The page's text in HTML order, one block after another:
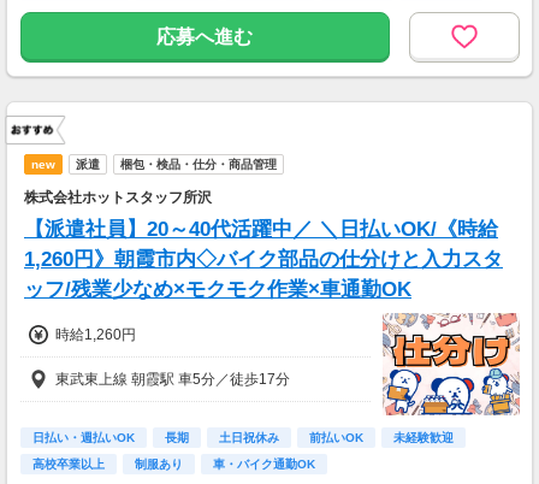
応募へ進む
new 派遣 梱包・検品・仕分・商品管理
株式会社ホットスタッフ所沢
【派遣社員】20～40代活躍中／ ＼日払いOK/《時給
1,260円》朝霞市内◇バイク部品の仕分けと入力スタ
ッフ/残業少なめ×モクモク作業×車通勤OK
時給1,260円
東武東上線 朝霞駅 車5分／徒歩17分
日払い・週払いOK 長期 土日祝休み 前払いOK
未経験歓迎
高校卒業以上
制服あり 車・バイク通勤OK